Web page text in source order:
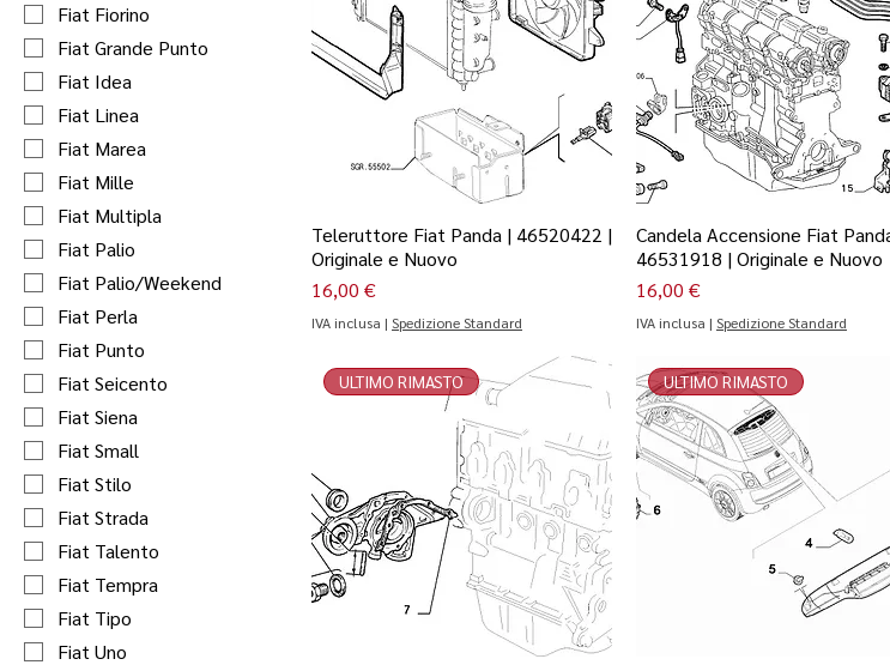
Fiat Fiorino
Fiat Grande Punto
Fiat Idea
Fiat Linea
Fiat Marea
Fiat Mille
Fiat Multipla
Fiat Palio
Fiat Palio/Weekend
Fiat Perla
Fiat Punto
Fiat Seicento
Fiat Siena
Fiat Small
Fiat Stilo
Fiat Strada
Fiat Talento
Fiat Tempra
Fiat Tipo
Fiat Uno
Teleruttore Fiat Panda | 46520422 |
Originale e Nuovo
Prezzo
16,00 €
IVA inclusa | Spedizione Standard
Candela Accensione Fiat
46531918 | Originale e Nuovo
Prezzo
16,00 €
IVA inclusa | Spedizione Standard
ULTIMO RIMASTO ULTIMO RIMASTO